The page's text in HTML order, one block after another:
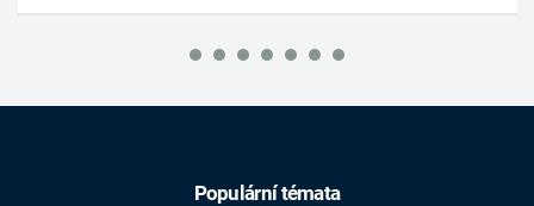
Populární témata